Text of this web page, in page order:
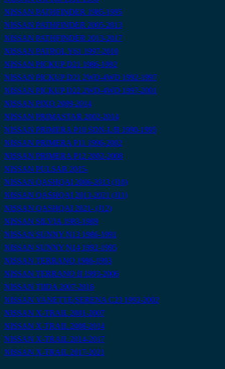
NISSAN PATHFINDER 1985-1995
NISSAN PATHFINDER 2005-2013
NISSAN PATHFINDER 2013-2017
NISSAN PATROL Y61 1997-2010
NISSAN PICKUP D21 1986-1992
NISSAN PICKUP D21 2WD-4WD 1992-1997
NISSAN PICKUP D22 2WD-4WD 1997-2001
NISSAN PIXO 2009-2014
NISSAN PRIMASTAR 2002-2014
NISSAN PRIMERA P10 SDN-L/B 1990-1995
NISSAN PRIMERA P11 1996-2002
NISSAN PRIMERA P12 2002-2008
NISSAN PULSAR 2015-
NISSAN QASHQAI 2006-2013 (J10)
NISSAN QASHQAI 2013-2021 (J11)
NISSAN QASHQAI 2021- (J12)
NISSAN SILVIA 1983-1989
NISSAN SUNNY N13 1986-1991
NISSAN SUNNY N14 1992-1995
NISSAN TERRANO 1986-1993
NISSAN TERRANO II 1993-2006
NISSAN TIIDA 2007-2016
NISSAN VANETTE/SERENA C23 1992-2002
NISSAN X-TRAIL 2001-2007
NISSAN X-TRAIL 2008-2014
NISSAN X-TRAIL 2014-2017
NISSAN X-TRAIL 2017-2021